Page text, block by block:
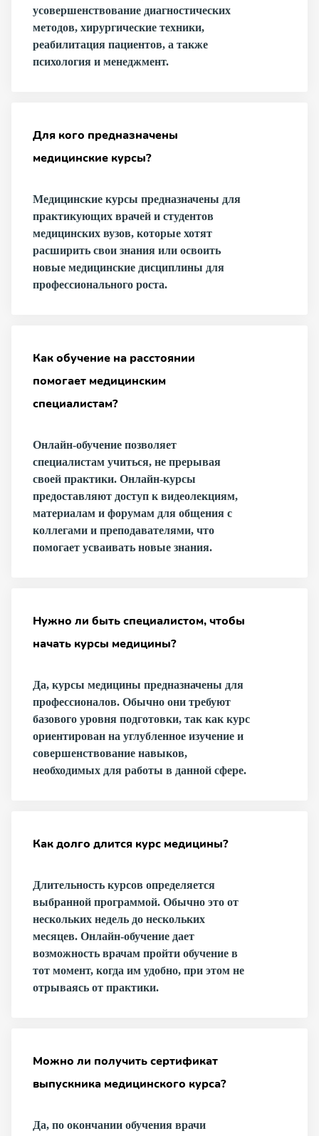
усовершенствование диагностических
методов, хирургические техники,
реабилитация пациентов, а также
психология и менеджмент.
Для кого предназначены
медицинские курсы?
Медицинские курсы предназначены для
практикующих врачей и студентов
медицинских вузов, которые хотят
расширить свои знания или освоить
новые медицинские дисциплины для
профессионального роста.
Как обучение на расстоянии
помогает медицинским
специалистам?
Онлайн-обучение позволяет
специалистам учиться, не прерывая
своей практики. Онлайн-курсы
предоставляют доступ к видеолекциям,
материалам и форумам для общения с
коллегами и преподавателями, что
помогает усваивать новые знания.
Нужно ли быть специалистом, чтобы
начать курсы медицины?
Да, курсы медицины предназначены для
профессионалов. Обычно они требуют
базового уровня подготовки, так как курс
ориентирован на углубленное изучение и
совершенствование навыков,
необходимых для работы в данной сфере.
Как долго длится курс медицины?
Длительность курсов определяется
выбранной программой. Обычно это от
нескольких недель до нескольких
месяцев. Онлайн-обучение дает
возможность врачам пройти обучение в
тот момент, когда им удобно, при этом не
отрываясь от практики.
Можно ли получить сертификат
выпускника медицинского курса?
Да, по окончании обучения врачи